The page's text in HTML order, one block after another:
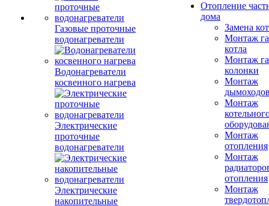
Газовые проточные
водонагреватели
Водонагреватели
косвенного нагрева
Электрические
проточные
водонагреватели
Электрические
накопительные
Отопление
дома
Замена
Монтаж
котла
Монтаж
колонки
Монтаж
Монтаж
Монтаж
отопления
Монтаж
отопления
Монтаж